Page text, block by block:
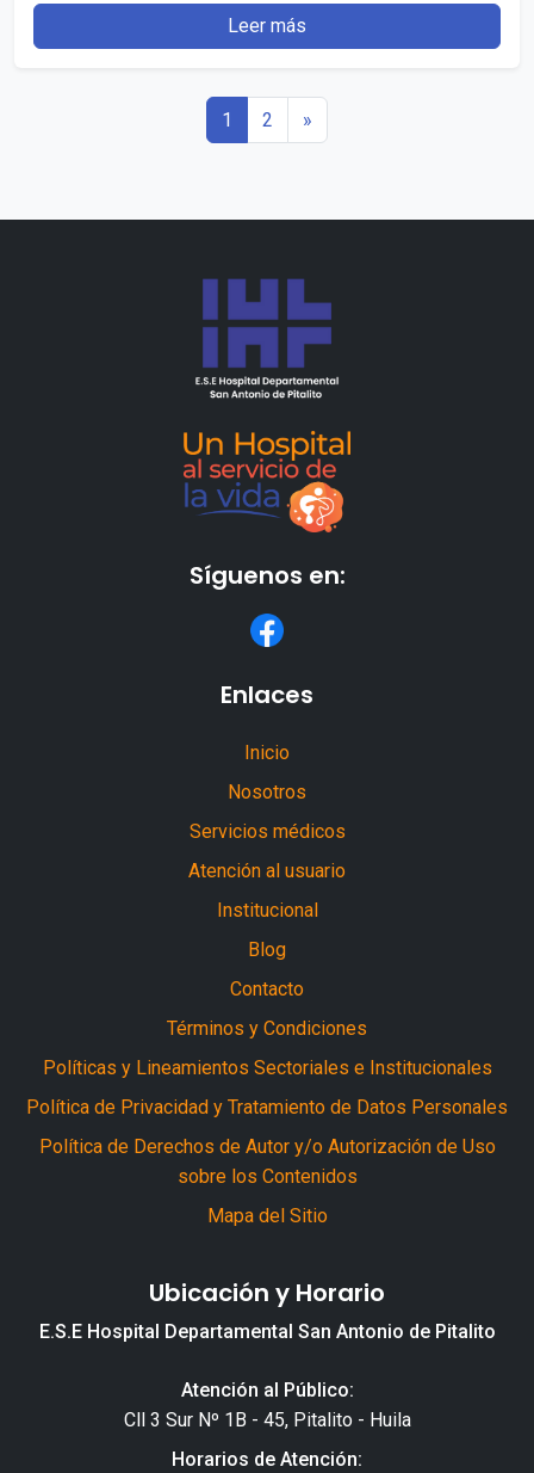
Leer más
1 2 »
Síguenos en:
Enlaces
Inicio
Nosotros
Servicios médicos
Atención al usuario
Institucional
Blog
Contacto
Términos y Condiciones
Políticas y Lineamientos Sectoriales e Institucionales
Política de Privacidad y Tratamiento de Datos Personales
Política de Derechos de Autor y/o Autorización de Uso
sobre los Contenidos
Mapa del Sitio
Ubicación y Horario
E.S.E Hospital Departamental San Antonio de Pitalito
Atención al Público:
Cll 3 Sur Nº 1B - 45, Pitalito - Huila
Horarios de Atención: